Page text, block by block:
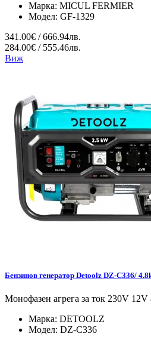
Марка: MICUL FERMIER
Модел: GF-1329
341.00€ / 666.94лв.
284.00€ / 555.46лв.
Виж
Бензинов генератор Detoolz DZ-C336/
Монофазен агрега за ток 230V
Марка: DETOOLZ
Модел: DZ-C336